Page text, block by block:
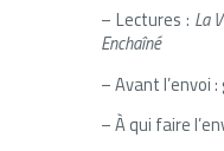
– Lectures : La
Enchaîné
– Avant l’envoi
– À qui faire